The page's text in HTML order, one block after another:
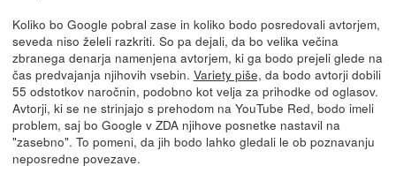
Koliko bo Google pobral zase in koliko bodo posredovali avtorjem,
seveda niso želeli razkriti. So pa dejali, da bo velika večina
zbranega denarja namenjena avtorjem, ki ga bodo prejeli glede na
čas predvajanja njihovih vsebin. Variety piše, da bodo avtorji dobili
55 odstotkov naročnin, podobno kot velja za prihodke od oglasov.
Avtorji, ki se ne strinjajo s prehodom na YouTube Red, bodo imeli
problem, saj bo Google v ZDA njihove posnetke nastavil na
"zasebno". To pomeni, da jih bodo lahko gledali le ob poznavanju
neposredne povezave.